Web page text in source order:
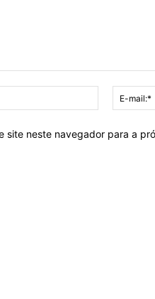
Nome:*
site neste navegador para a